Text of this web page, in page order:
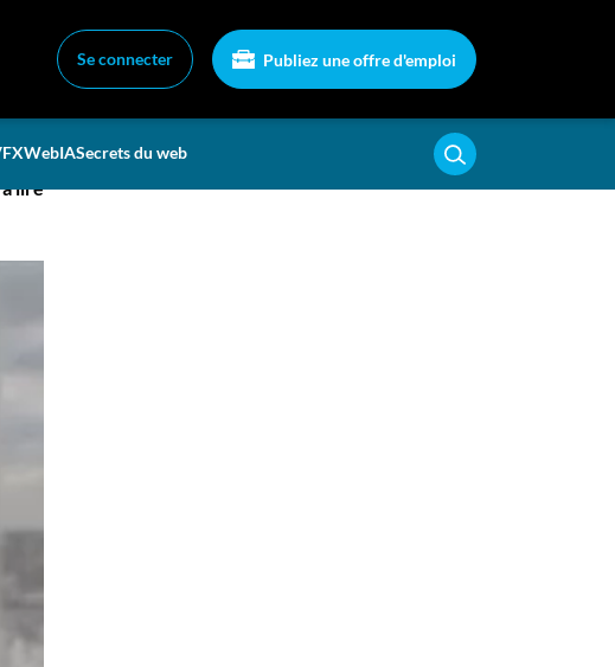
Se connecter Publiez une offre d'emploi
WebIASecrets du web
lire